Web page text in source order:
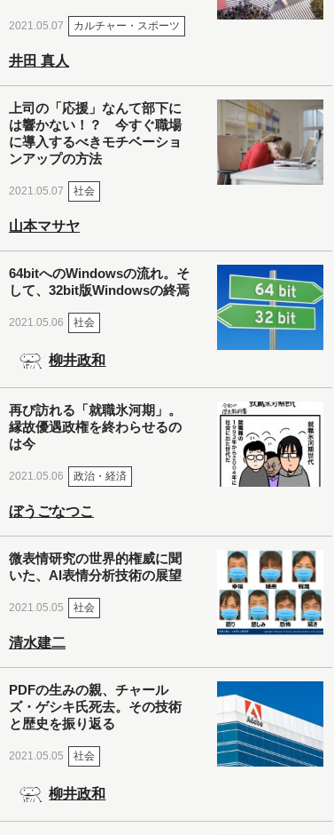
2021.05.07 カルチャー・スポーツ
井田 真人
上司の「応援」なんて部下に
は響かない！？ 今すぐ職場
に導入するべきモチベーショ
ンアップの方法
2021.05.07 社会
山本マサヤ
64bitへのWindowsの流れ。そ
して、32bit版Windowsの終焉
2021.05.06 社会
柳井政和
再び訪れる「就職氷河期」。
縁故優遇政権を終わらせるの
は今
2021.05.06 政治・経済
ぼうごなつこ
微表情研究の世界的権威に聞
いた、AI表情分析技術の展望
2021.05.05 社会
清水建二
PDFの生みの親、チャール
ズ・ゲシキ氏死去。その技術
と歴史を振り返る
2021.05.05 社会
柳井政和